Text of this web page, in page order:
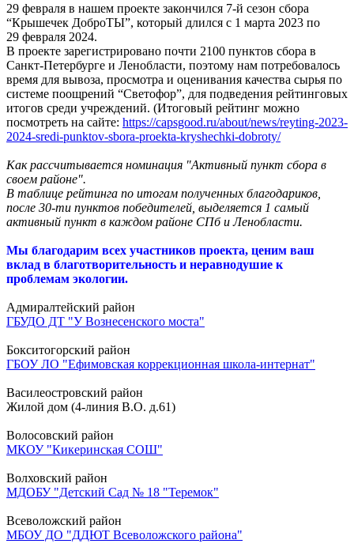
29 февраля в нашем проекте закончился 7-й сезон сбора
“Крышечек ДоброТЫ”, который длился с 1 марта 2023 по
29 февраля 2024.
В проекте зарегистрировано почти 2100 пунктов сбора в
Санкт-Петербурге и Ленобласти, поэтому нам потребовалось
время для вывоза, просмотра и оценивания качества сырья по
системе поощрений “Светофор”, для подведения рейтинговых
итогов среди учреждений. (Итоговый рейтинг можно
посмотреть на сайте: https://capsgood.ru/about/news/reyting-2023-
2024-sredi-punktov-sbora-proekta-kryshechki-dobroty/
Как рассчитывается номинация "Активный пункт сбора в
своем районе".
В таблице рейтинга по итогам полученных благодариков,
после 30-ти пунктов победителей, выделяется 1 самый
активный пункт в каждом районе СПб и Ленобласти.
Мы благодарим всех участников проекта, ценим ваш
вклад в благотворительность и неравнодушие к
проблемам экологии.
Адмиралтейский район
ГБУДО ДТ "У Вознесенского моста"
Бокситогорский район
ГБОУ ЛО "Ефимовская коррекционная школа-интернат"
Василеостровский район
Жилой дом (4-линия В.О. д.61)
Волосовский район
МКОУ "Кикеринская СОШ"
Волховский район
МДОБУ "Детский Сад № 18 "Теремок"
Всеволожский район
МБОУ ДО "ДДЮТ Всеволожского района"